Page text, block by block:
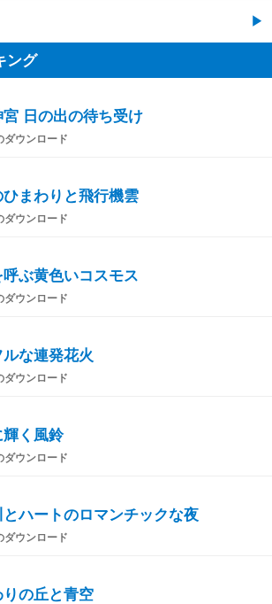
ング
日の出の待ち受け
ダウンロード
まわりと飛行機雲
ダウンロード
ぶ黄色いコスモス
ダウンロード
ルな連発花火
ダウンロード
輝く風鈴
ダウンロード
とハートのロマンチックな夜
ダウンロード
の丘と青空